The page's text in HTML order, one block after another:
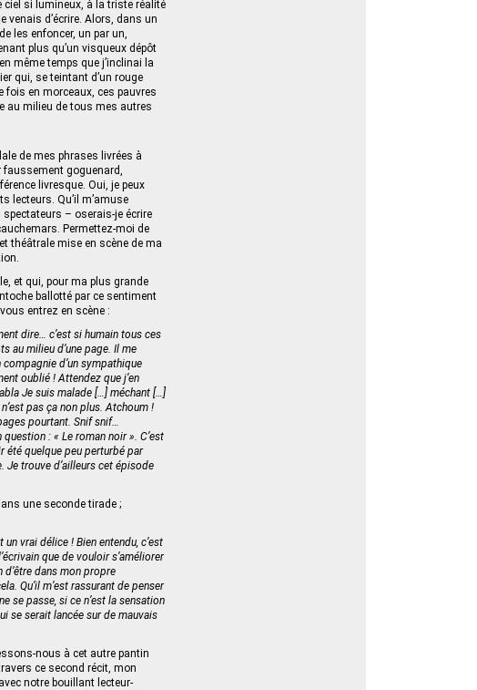
ciel si lumineux, à la triste réalité
venais d’écrire. Alors, dans un
les enfoncer, un par un,
plus qu’un visqueux dépôt
même temps que j’inclinai la
qui, se teintant d’un rouge
fois en morceaux, ces pauvres
au milieu de tous mes autres
de mes phrases livrées à
faussement goguenard,
livresque. Oui, je peux
lecteurs. Qu’il m’amuse
spectateurs – oserais-je écrire
Permettez-moi de
théâtrale mise en scène de ma
et qui, pour ma plus grande
ballotté par ce sentiment
entrez en scène :
dire… c’est si humain tous ces
au milieu d’une page. Il me
d’un sympathique
oublié ! Attendez que j’en
Je suis malade […] méchant […]
pas ça non plus. Atchoum !
pourtant. Snif snif…
: « Le roman noir ». C’est
été quelque peu perturbé par
Je trouve d’ailleurs cet épisode
une seconde tirade ;
vrai délice ! Bien entendu, c’est
que de vouloir s’améliorer
d’être dans mon propre
Qu’il m’est rassurant de penser
se passe, si ce n’est la sensation
se serait lancée sur de mauvais
à cet autre pantin
ce second récit, mon
notre bouillant lecteur-